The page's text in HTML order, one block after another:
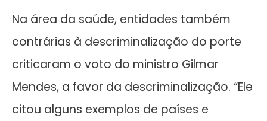
Na área da saúde, entidades também
contrárias à descriminalização do porte
criticaram o voto do ministro Gilmar
Mendes, a favor da descriminalização. “Ele
citou alguns exemplos de países e